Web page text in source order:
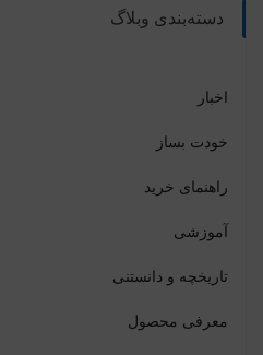
دسته‌بندی وبلاگ
اخبار
خودت بساز
راهنمای خرید
آموزشی
تاریخچه و دانستنی
معرفی محصول